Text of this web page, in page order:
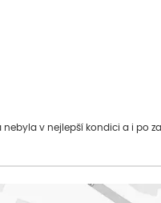
v nejlepší kondici a i po